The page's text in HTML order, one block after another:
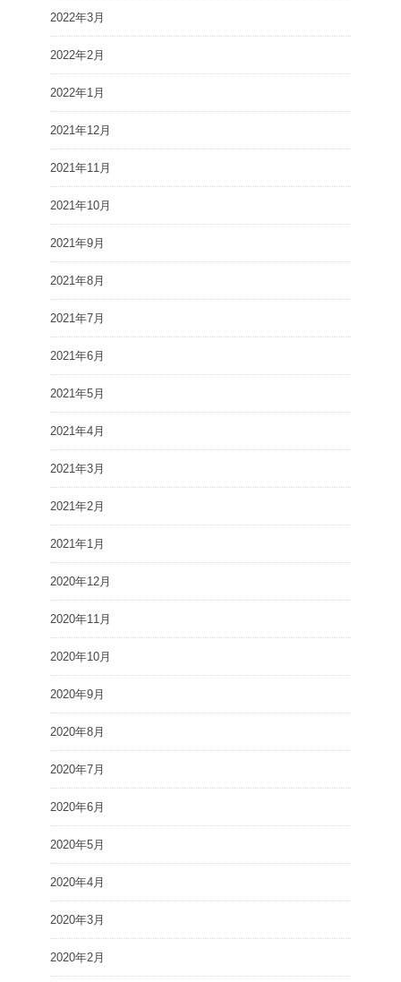
2022年3月
2022年2月
2022年1月
2021年12月
2021年11月
2021年10月
2021年9月
2021年8月
2021年7月
2021年6月
2021年5月
2021年4月
2021年3月
2021年2月
2021年1月
2020年12月
2020年11月
2020年10月
2020年9月
2020年8月
2020年7月
2020年6月
2020年5月
2020年4月
2020年3月
2020年2月